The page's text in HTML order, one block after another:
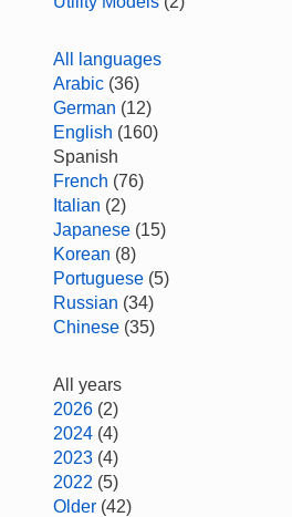
All languages
Arabic (36)
German (12)
English (160)
Spanish
French (76)
Italian (2)
Japanese (15)
Korean (8)
Portuguese (5)
Russian (34)
Chinese (35)
All years
2026 (2)
2024 (4)
2023 (4)
2022 (5)
Older (42)